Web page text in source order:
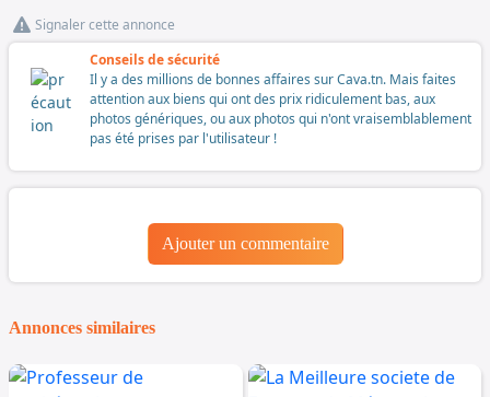
Signaler cette annonce
Conseils de sécurité
Il y a des millions de bonnes affaires sur Cava.tn. Mais faites
attention aux biens qui ont des prix ridiculement bas, aux
photos génériques, ou aux photos qui n'ont vraisemblablement
pas été prises par l'utilisateur !
Ajouter un commentaire
Annonces similaires